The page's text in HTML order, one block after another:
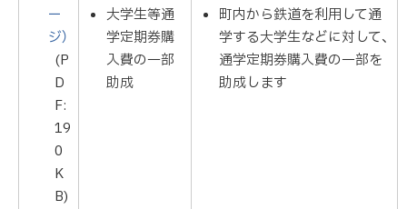
ー
ジ）
(P
D
F:
19
0
K
B)
大学生等通
学定期券購
入費の一部
助成
町内から鉄道を利用して通
学する大学生などに対して、
通学定期券購入費の一部を
助成します